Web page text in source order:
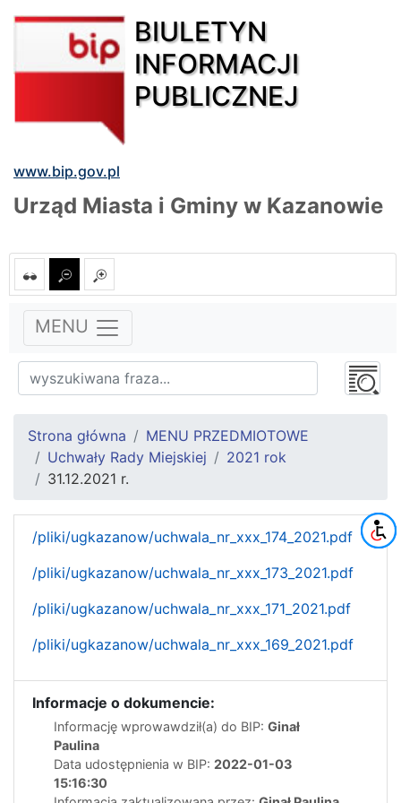
BIULETYN
INFORMACJI
PUBLICZNEJ
www.bip.gov.pl
Urząd Miasta i Gminy w Kazanowie
MENU
Strona główna
MENU PRZEDMIOTOWE
Uchwały Rady Miejskiej
2021 rok
31.12.2021 r.
/pliki/ugkazanow/uchwala_nr_xxx_174_2021.pdf
/pliki/ugkazanow/uchwala_nr_xxx_173_2021.pdf
/pliki/ugkazanow/uchwala_nr_xxx_171_2021.pdf
/pliki/ugkazanow/uchwala_nr_xxx_169_2021.pdf
Informacje o dokumencie:
Informację wprowawdził(a) do BIP: Ginał
Paulina
Data udostępnienia w BIP: 2022-01-03
15:16:30